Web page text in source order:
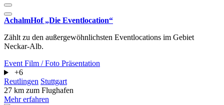
AchalmHof „Die Eventlocation“
Zählt zu den außergewöhnlichsten Eventlocations im Gebiet
Neckar-Alb.
Event Film / Foto Präsentation
+6
Reutlingen Stuttgart
27 km zum Flughafen
Mehr erfahren